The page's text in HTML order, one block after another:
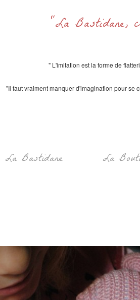
"La Bastidane,
" L'imitation est la forme de
"Il faut vraiment manquer d'imagination pour se
La Bastidane La